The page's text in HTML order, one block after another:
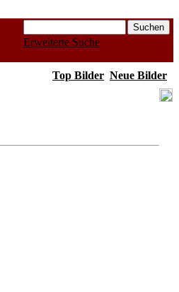
Erweiterte Suche
Top Bilder Neue Bilder